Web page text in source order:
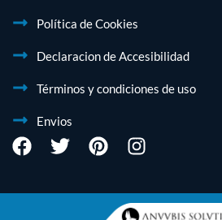
Política de Cookies
Declaracion de Accesibilidad
Términos y condiciones de uso
Envios